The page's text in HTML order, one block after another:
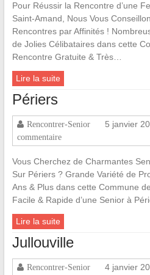
Pour Réussir la Rencontre d’une
Saint-Amand, Nous Vous
Rencontres par Affinités !
de Jolies Célibataires dans cette
Rencontre Gratuite & Très…
Lire la suite
Périers
Rencontrer-Senior 5 janvier
commentaire
Vous Cherchez de Charmantes
Sur Périers ? Grande Variété de
Ans & Plus dans cette Commune
Facile & Rapide d’une Senior à
Lire la suite
Jullouville
Rencontrer-Senior 4 janvier